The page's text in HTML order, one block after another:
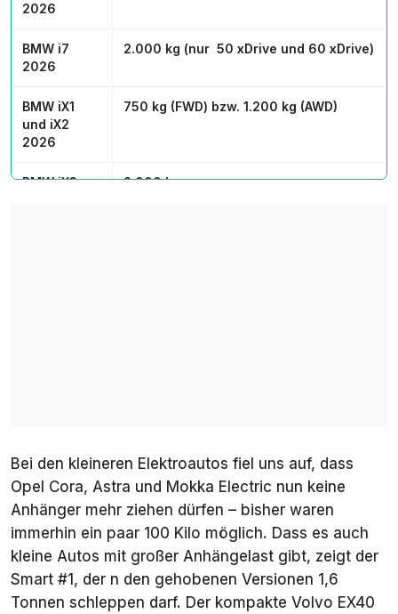
2026
BMW i7
2026
2.000 kg (nur 50 xDrive und 60 xDrive)
BMW iX1
und iX2
2026
750 kg (FWD) bzw. 1.200 kg (AWD)
BMW iX3
2.000 kg
7 und Tang
2026
(übrige)
Cadillac
Lyriq 2026
1.587 kg
Cadillac
Vistiq 2026
1.230 kg (Siebensitzer) bzw. 2.000 kg
(Sechssitzer)
Bei den kleineren Elektroautos fiel uns auf, dass
Opel Cora, Astra und Mokka Electric nun keine
Anhänger mehr ziehen dürfen – bisher waren
immerhin ein paar 100 Kilo möglich. Dass es auch
kleine Autos mit großer Anhängelast gibt, zeigt der
Smart #1, der n den gehobenen Versionen 1,6
Tonnen schleppen darf. Der kompakte Volvo EX40